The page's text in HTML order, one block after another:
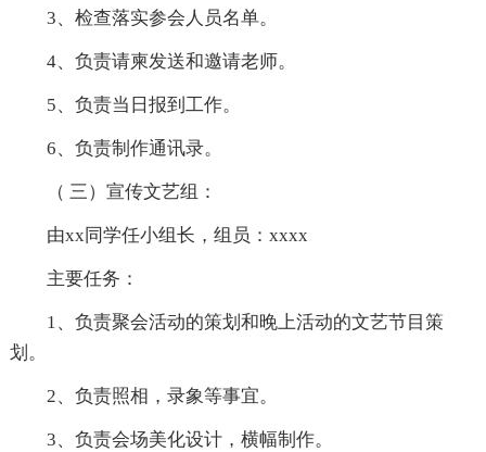
3、检查落实参会人员名单。
4、负责请柬发送和邀请老师。
5、负责当日报到工作。
6、负责制作通讯录。
（ 三）宣传文艺组：
由xx同学任小组长，组员：xxxx
主要任务：
1、负责聚会活动的策划和晚上活动的文艺节目策
划。
2、负责照相，录象等事宜。
3、负责会场美化设计，横幅制作。